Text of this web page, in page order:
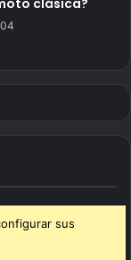
clásica?
sus